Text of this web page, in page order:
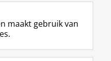
onderwijs (UBGS)
onderzoeken
maakt gebruik van